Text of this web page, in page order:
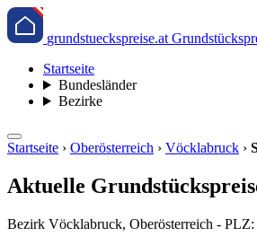
grundstueckspreise.at
Startseite
Bundesländer
Bezirke
Startseite › Oberösterreich › Vöcklabruck ›
Aktuelle
Bezirk Vöcklabruck, Oberösterreich - PLZ: